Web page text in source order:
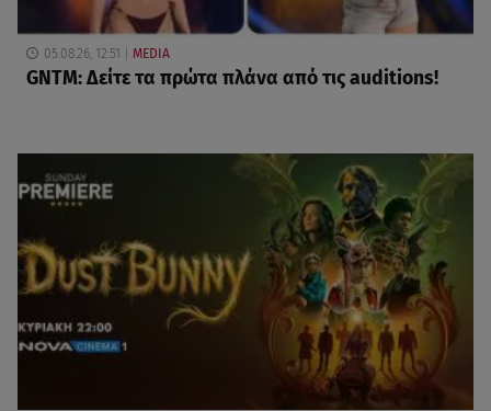
05.08.26, 12:51 MEDIA
GNTM: Δείτε τα πρώτα πλάνα από τις auditions!